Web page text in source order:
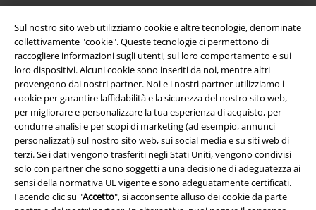
Sul nostro sito web utilizziamo cookie e altre tecnologie, denominate
collettivamente "cookie". Queste tecnologie ci permettono di
raccogliere informazioni sugli utenti, sul loro comportamento e sui
loro dispositivi. Alcuni cookie sono inseriti da noi, mentre altri
provengono dai nostri partner. Noi e i nostri partner utilizziamo i
cookie per garantire laffidabilità e la sicurezza del nostro sito web,
per migliorare e personalizzare la tua esperienza di acquisto, per
condurre analisi e per scopi di marketing (ad esempio, annunci
personalizzati) sul nostro sito web, sui social media e su siti web di
terzi. Se i dati vengono trasferiti negli Stati Uniti, vengono condivisi
solo con partner che sono soggetti a una decisione di adeguatezza ai
sensi della normativa UE vigente e sono adeguatamente certificati.
Facendo clic su "Accetto", si acconsente alluso dei cookie da parte
Info legali
Termini & Condizioni
Redazione
Legge sulla Privacy
Smaltimento rifiuti e protezione dell’ambiente
Dichiarazione di Conformità